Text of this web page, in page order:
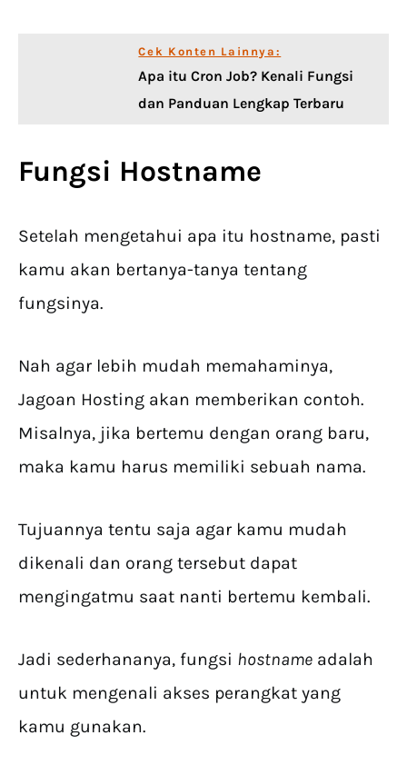
Cek Konten Lainnya:
Apa itu Cron Job? Kenali Fungsi
dan Panduan Lengkap Terbaru
Fungsi Hostname
Setelah mengetahui apa itu hostname, pasti
kamu akan bertanya-tanya tentang
fungsinya.
Nah agar lebih mudah memahaminya,
Jagoan Hosting akan memberikan contoh.
Misalnya, jika bertemu dengan orang baru,
maka kamu harus memiliki sebuah nama.
Tujuannya tentu saja agar kamu mudah
dikenali dan orang tersebut dapat
mengingatmu saat nanti bertemu kembali.
Jadi sederhananya, fungsi hostname adalah
untuk mengenali akses perangkat yang
kamu gunakan.